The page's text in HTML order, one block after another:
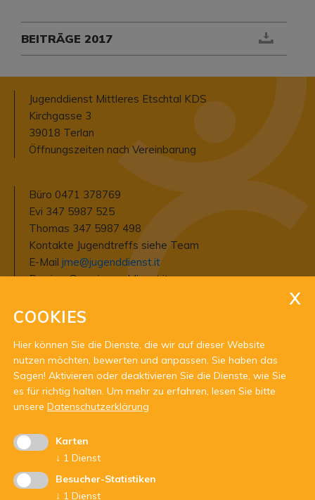
BEITRÄGE 2017
Jugenddienst Mittleres Etschtal KDS
Kirchgasse 3
39018 Terlan
Öffnungszeiten nach Vereinbarung
Büro 0471 378769
Evi 347 5987 525
Thomas 347 5987 498
Kontakte Jugendtreffs siehe Team
E-Mail jme@jugenddienst.it
Pecjme@pec.jugenddienst.it
Steuernummer 94006690211
Mwst.-Nummer 03337440212
Empfängerkodex USAL8PV
Raika Etschtal
IBAN IT12W0826958960000300200581
COOKIES
Hier können Sie die Dienste, die wir auf dieser Website
nutzen möchten, bewerten und anpassen. Sie haben das
Sagen! Aktivieren oder deaktivieren Sie die Dienste, wie Sie
es für richtig halten. Um mehr zu erfahren, lesen Sie bitte
unsere Datenschutzerklärung
Karten
↓ 1 Dienst
Besucher-Statistiken
↓ 1 Dienst